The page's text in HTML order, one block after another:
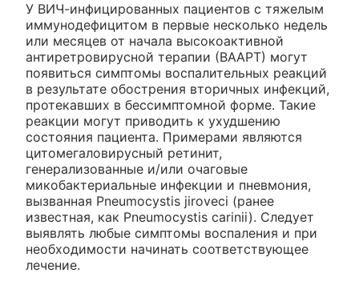
У ВИЧ-инфицированных пациентов с тяжелым
иммунодефицитом в первые несколько недель
или месяцев от начала высокоактивной
антиретровирусной терапии (ВААРТ) могут
появиться симптомы воспалительных реакций
в результате обострения вторичных инфекций,
протекавших в бессимптомной форме. Такие
реакции могут приводить к ухудшению
состояния пациента. Примерами являются
цитомегаловирусный ретинит,
генерализованные и/или очаговые
микобактериальные инфекции и пневмония,
вызванная Pneumocystis jiroveci (ранее
известная, как Pneumocystis carinii). Следует
выявлять любые симптомы воспаления и при
необходимости начинать соответствующее
лечение.